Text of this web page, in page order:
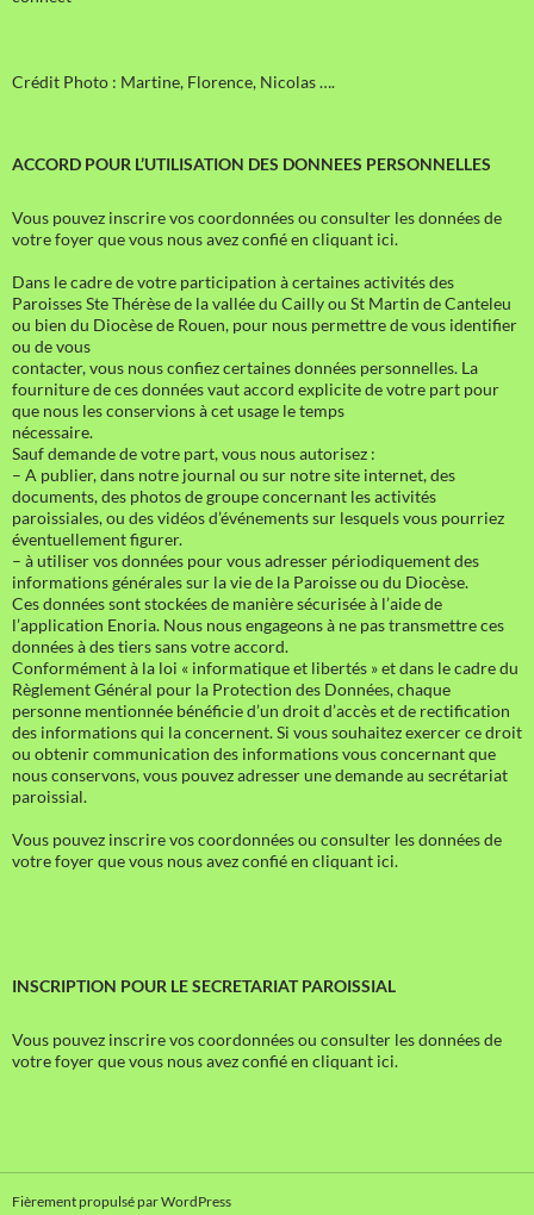
Crédit Photo : Martine, Florence, Nicolas ….
ACCORD POUR L’UTILISATION DES DONNEES PERSONNELLES
Vous pouvez inscrire vos coordonnées ou consulter les données de
votre foyer que vous nous avez confié en cliquant ici.
Dans le cadre de votre participation à certaines activités des
Paroisses Ste Thérèse de la vallée du Cailly ou St Martin de Canteleu
ou bien du Diocèse de Rouen, pour nous permettre de vous identifier
ou de vous
contacter, vous nous confiez certaines données personnelles. La
fourniture de ces données vaut accord explicite de votre part pour
que nous les conservions à cet usage le temps
nécessaire.
Sauf demande de votre part, vous nous autorisez :
– A publier, dans notre journal ou sur notre site internet, des
documents, des photos de groupe concernant les activités
paroissiales, ou des vidéos d’événements sur lesquels vous pourriez
éventuellement figurer.
– à utiliser vos données pour vous adresser périodiquement des
informations générales sur la vie de la Paroisse ou du Diocèse.
Ces données sont stockées de manière sécurisée à l’aide de
l’application Enoria. Nous nous engageons à ne pas transmettre ces
données à des tiers sans votre accord.
Conformément à la loi « informatique et libertés » et dans le cadre du
Règlement Général pour la Protection des Données, chaque
personne mentionnée bénéficie d’un droit d’accès et de rectification
des informations qui la concernent. Si vous souhaitez exercer ce droit
ou obtenir communication des informations vous concernant que
nous conservons, vous pouvez adresser une demande au secrétariat
paroissial.
Vous pouvez inscrire vos coordonnées ou consulter les données de
votre foyer que vous nous avez confié en cliquant ici.
INSCRIPTION POUR LE SECRETARIAT PAROISSIAL
Vous pouvez inscrire vos coordonnées ou consulter les données de
votre foyer que vous nous avez confié en cliquant ici.
Fièrement propulsé par WordPress